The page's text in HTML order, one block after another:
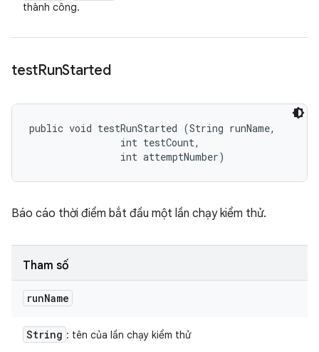
thành công.
testRunStarted
public void testRunStarted (String runName,
                int testCount,
                int attemptNumber)
Báo cáo thời điểm bắt đầu một lần chạy kiểm thử.
Tham số
runName
String : tên của lần chạy kiểm thử